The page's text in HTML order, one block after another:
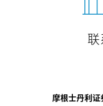
摩根士丹利